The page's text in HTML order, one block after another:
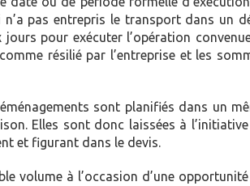
pas entrepris le transport dans un
pour exécuter l’opération
résilié par l’entreprise et les
sont planifiés dans un
Elles sont donc laissées à
et figurant dans le devis.
volume à l’occasion d’une